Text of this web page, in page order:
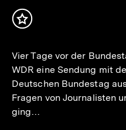
Inhalt
Vier Tage vor der
WDR eine Sendung mit
Deutschen Bundestag
Fragen von Journalisten
ging…